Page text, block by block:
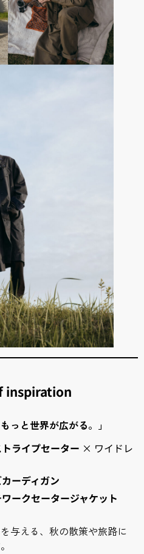
inspiration
っと世界が広がる。」
ライプセーター × ワイドレ
ーディガン
ークセータージャケット
与える、秋の散策や旅路に